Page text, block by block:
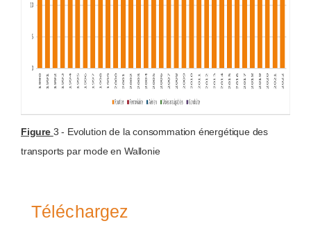
Figure 3 - Evolution de la consommation énergétique des
transports par mode en Wallonie
Téléchargez